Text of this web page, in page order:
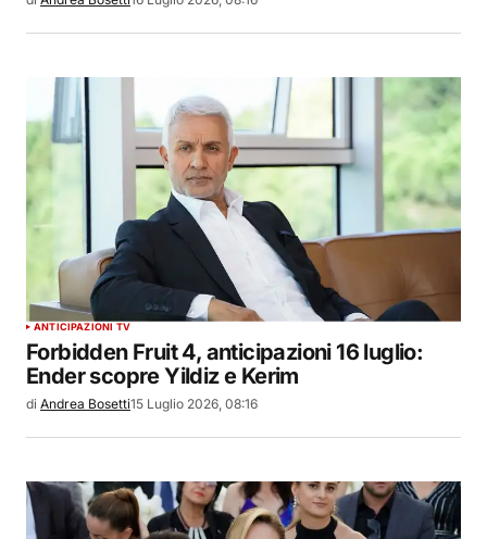
ANTICIPAZIONI TV
Forbidden Fruit 4, anticipazioni 16 luglio:
Ender scopre Yildiz e Kerim
di Andrea Bosetti15 Luglio 2026, 08:16